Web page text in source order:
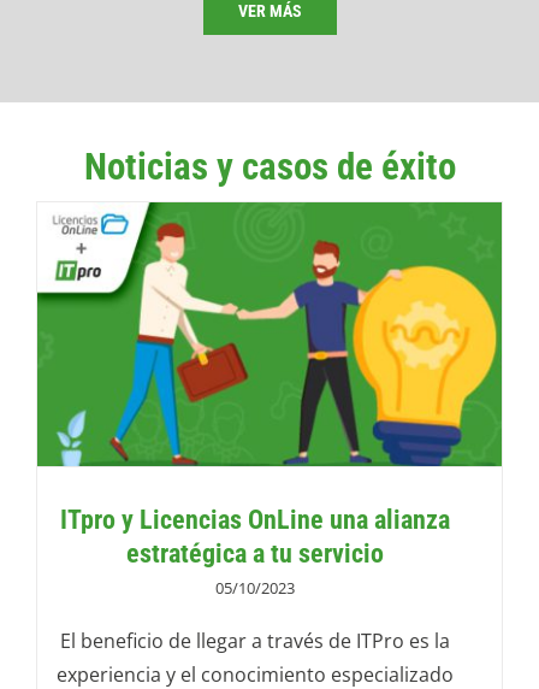
VER MÁS
Noticias y casos de éxito
ITpro y Licencias OnLine una alianza
estratégica a tu servicio
05/10/2023
El beneficio de llegar a través de ITPro es la
experiencia y el conocimiento especializado